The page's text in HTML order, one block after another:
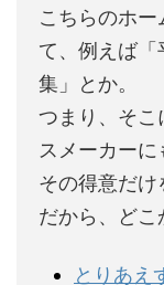
こちらのホ
て、例えば
集」とか。
つまり、そこ
スメーカーに
その得意だけ
だから、どこ
とりあえ